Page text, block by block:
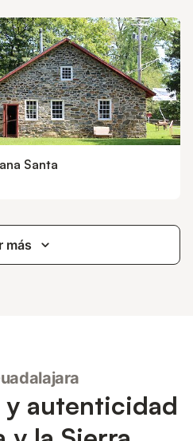
Santa
más
autenticidad